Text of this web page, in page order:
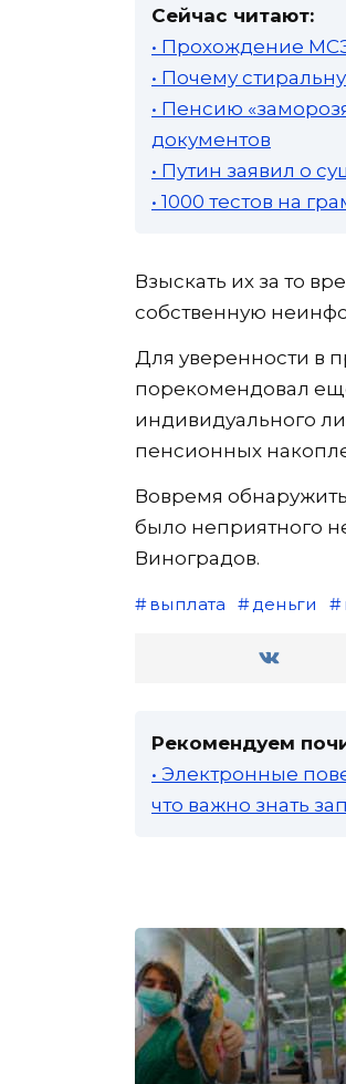
Сейчас читают:
• Прохождение
• Почему
• Пенсию
документов
• Путин заявил о
• 1000 тестов на
Взыскать их за то
собственную
Для уверенности в
порекомендовал
индивидуального
пенсионных
Вовремя
было неприятного
Виноградов.
выплата деньги
Рекомендуем
• Электронные
что важно знать